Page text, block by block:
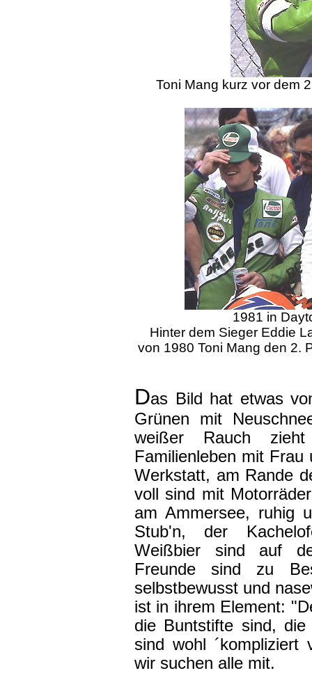
Toni Mang kurz vor dem
1981 in
Hinter dem Sieger Eddie
von 1980 Toni Mang den 2.
Das Bild hat etwas
Grünen mit
weißer Rauch
Familienleben mit Frau
Werkstatt, am Rande
voll sind mit
am Ammersee, ruhig
Stub'n, der
Weißbier sind auf
Freunde sind zu
selbstbewusst und
ist in ihrem Element:
die Buntstifte sind,
sind wohl ´kompliziert
wir suchen alle mit.